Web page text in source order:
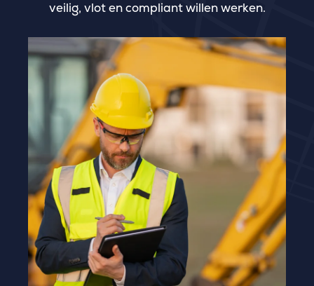
veilig, vlot en compliant willen werken.